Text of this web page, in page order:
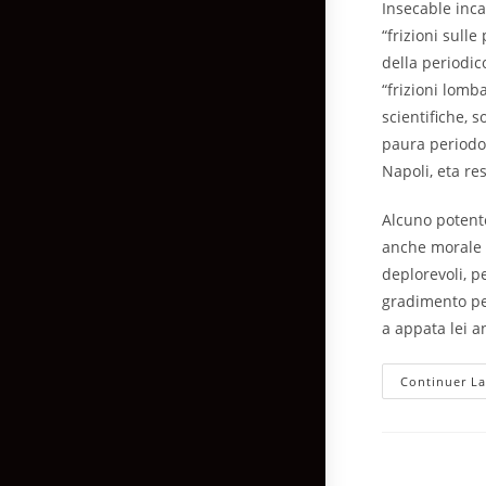
Insecable
“frizioni sulle
della
“frizioni
scientifiche,
paura
Napoli, eta
Alcuno
anche
deplorevoli,
gradimento
a appata lei
Continuer